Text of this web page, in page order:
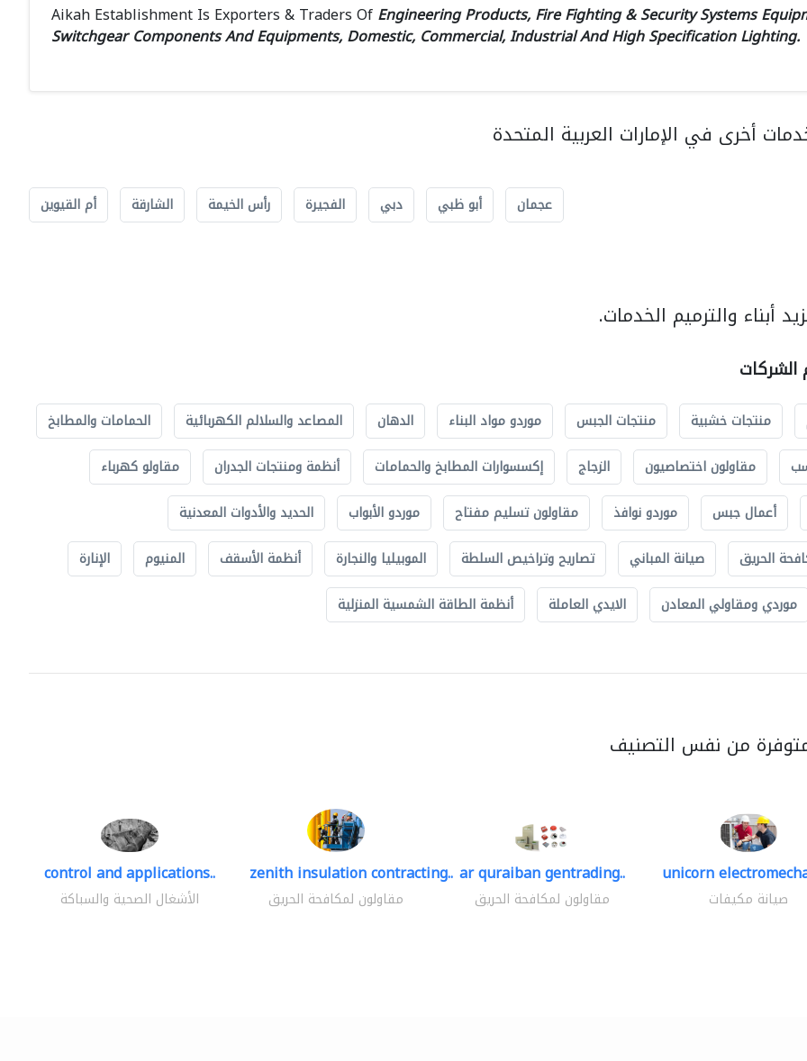
Aikah Establishment Is Exporters & Traders OfEngineering Products, Fire Fighting & Security Systems
Switchgear Components And Equipments, Domestic, Commercial, Industrial And High Specification Lighting.
أخرى في الإمارات العربية المتحدة
عجمان أبو ظبي دبي الفجيرة رأس الخيمة الشارقة أم القيوين
أبناء والترميم الخدمات.
الشركات
منتجات خشبية منتجات الجبس موردو مواد البناء الدهان المصاعد والسلالم الكهربائية
الحمامات والمطابخ
مقاولون اختصاصيون الزجاج إكسسوارات المطابخ والحمامات أنظمة ومنتجات الجدران
مقاولو كهرباء
أعمال جبس موردو نوافذ مقاولون تسليم مفتاح موردو الأبواب
الحديد والأدوات المعدنية
الحريق
صيانة المباني تصاريح وتراخيص السلطة الموبيليا والنجارة أنظمة الأسقف المنيوم
الإنارة
موردي ومقاولي المعادن الايدي العاملة أنظمة الطاقة الشمسية المنزلية
من نفس التصنيف
control and applications..
الأشغال الصحية والسباكة
zenith insulation contracting..
مقاولون لمكافحة الحريق
ar quraiban gentrading..
مقاولون لمكافحة الحريق
unicorn
صيانة مكيفات